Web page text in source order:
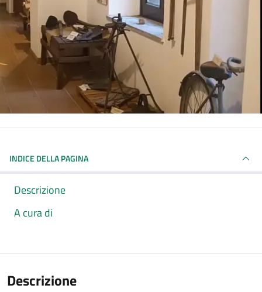
INDICE DELLA PAGINA
Descrizione
A cura di
Descrizione